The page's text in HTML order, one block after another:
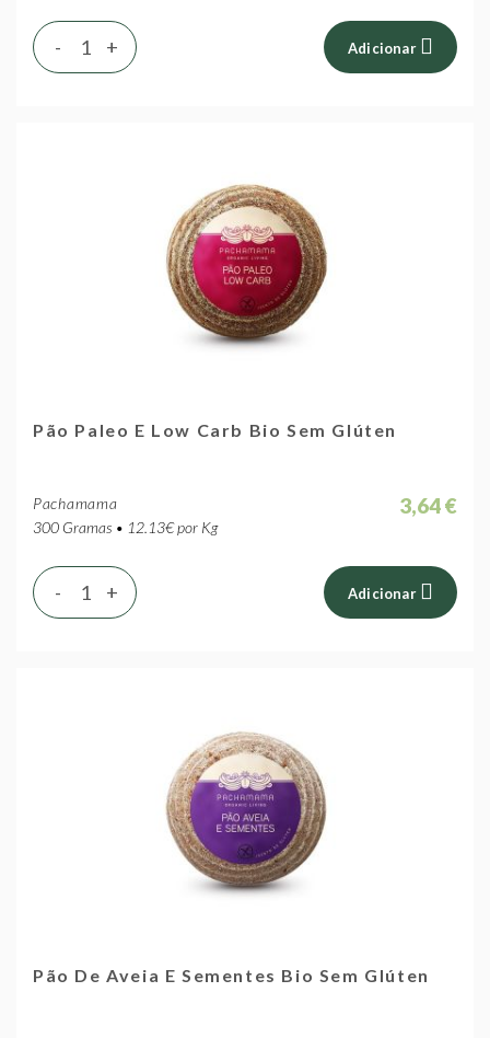
+
- Adicionar
Pão Paleo E Low Carb Bio Sem Glúten
Pachamama
300 Gramas • 12.13€ por Kg
3,64 €
+
- Adicionar
Pão De Aveia E Sementes Bio Sem Glúten